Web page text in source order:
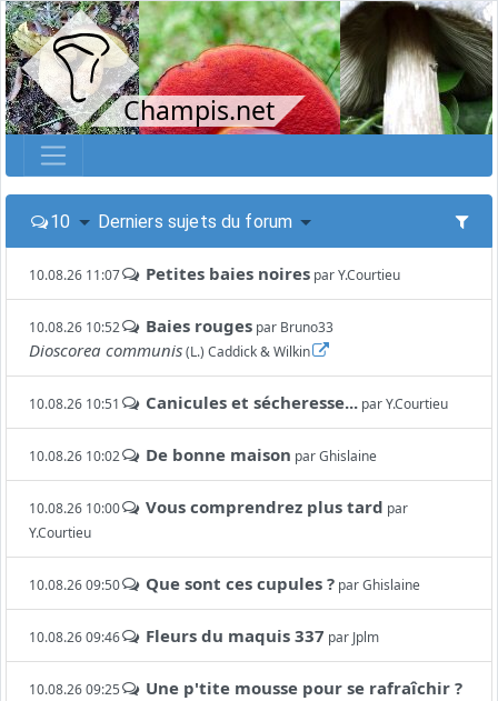
Champis.net
10 Derniers sujets du forum
10.08.26 11:07 Petites baies noires parY.Courtieu
10.08.26 10:52 Baies rouges par Bruno33
Dioscorea communis(L.) Caddick & Wilkin
10.08.26 10:51 Canicules et sécheresse... parY.Courtieu
10.08.26 10:02 De bonne maison parGhislaine
10.08.26 10:00 Vous comprendrez plus tard par
Y.Courtieu
10.08.26 09:50 Que sont ces cupules ? parGhislaine
10.08.26 09:46 Fleurs du maquis 337 par Jplm
10.08.26 09:25 Une p'tite mousse pour se rafraîchir ?